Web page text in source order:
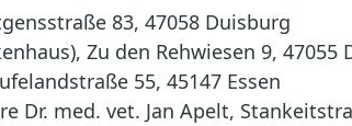
83, 47058 Duisburg
Zu den Rehwiesen 9, 47055
55, 45147 Essen
Dr. med. vet. Jan Apelt,